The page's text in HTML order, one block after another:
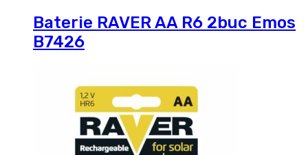
Baterie RAVER AA R6 2buc Emos
B7426